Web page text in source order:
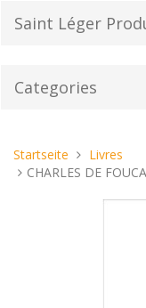
zumSaint Léger
Categories
Sie
sind
Startseite
Livres
CHARLES DE